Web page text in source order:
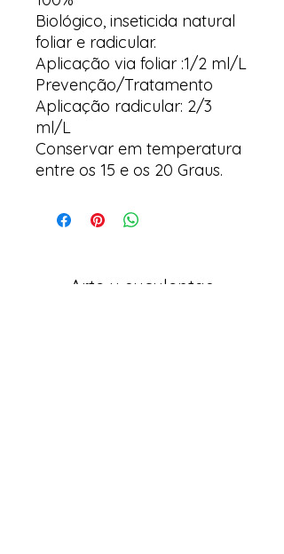
Biológico, inseticida natural
foliar e radicular.
Aplicação via foliar :1/2 ml/L
Prevenção/Tratamento
Aplicação radicular: 2/3
ml/L
Conservar em temperatura
entre os 15 e os 20 Graus.
Arte y suculentas